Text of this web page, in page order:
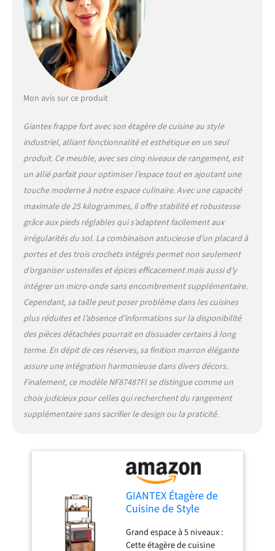
de cuisine a une capacité de
charge maximale de 100 kg ;
les 3 crochets qui
l'accompagnent peuvent
supporter jusqu'à 5 kg
réglables en hauteur pour la
maintenir stable même sur
des sols irréguliers. Les deux
étagères supérieures sont
dotées de garde-corps
surélevés à l'arrière pour
empêcher efficacement les
articles de tomber.
Utilisation polyvalente :
Cette étagère n'est pas
seulement une étagère de
cuisine, elle convient
également à n'importe quel
endroit de la maison,
comme le salon, le bureau,
le couloir, etc. Son style
industriel s'accorde
facilement avec différents
styles de décoration.
étagère est de construction
simple et est livrée avec des
pièces numérotées et des
instructions et il est facile à
assembler.
Mon avis sur ce produit
Giantex frappe fort avec son étagère de cuisine au style
industriel, alliant fonctionnalité et esthétique en un seul
produit. Ce meuble, avec ses cinq niveaux de rangement, est
un allié parfait pour optimiser l’espace tout en ajoutant une
touche moderne à notre espace culinaire. Avec une capacité
maximale de 25 kilogrammes, il offre stabilité et robustesse
grâce aux pieds réglables qui s’adaptent facilement aux
irrégularités du sol. La combinaison astucieuse d’un placard à
portes et des trois crochets intégrés permet non seulement
d’organiser ustensiles et épices efficacement mais aussi d’y
intégrer un micro-onde sans encombrement supplémentaire.
Cependant, sa taille peut poser problème dans les cuisines
plus réduites et l’absence d’informations sur la disponibilité
des pièces détachées pourrait en dissuader certains à long
terme. En dépit de ces réserves, sa finition marron élégante
assure une intégration harmonieuse dans divers décors.
Finalement, ce modèle NF87487FI se distingue comme un
choix judicieux pour celles qui recherchent du rangement
supplémentaire sans sacrifier le design ou la praticité.
GIANTEX Étagère de
Cuisine de Style
Rangement à 5
Niveaux avec Placard à
Grand espace à 5 niveaux :
Cette étagère de cuisine